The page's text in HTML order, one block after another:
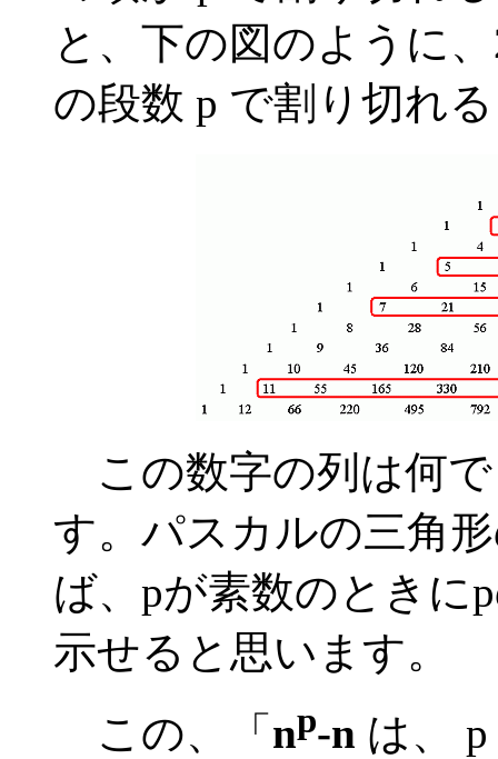
と、下の図のように
の段数 p で割り切れ
この数字の列は何
す。パスカルの三角
ば、pが素数のときに
示せると思います。
この、「 np-n は、